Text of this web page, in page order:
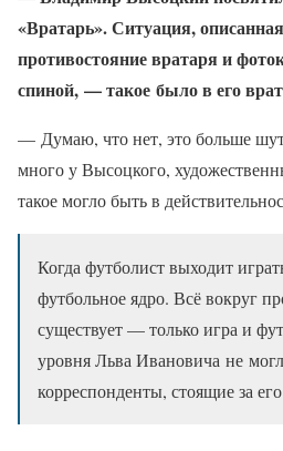
«Вратарь». Ситуация,
противостояние вратаря и
спиной, — такое было в его
— Думаю, что нет, это больше
много у Высоцкого,
такое могло быть в
Когда футболист выходит
футбольное ядро. Всё вокруг
существует — только игра и
уровня Льва Ивановича не
корреспонденты, стоящие за